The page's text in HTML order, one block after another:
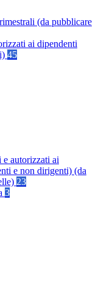
(da pubblicare
ai dipendenti
45
autorizzati ai
e non dirigenti) (da
23
3